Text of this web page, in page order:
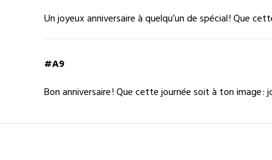
Un joyeux anniversaire à quelqu’un de spécial ! Que
#A9
Bon anniversaire ! Que cette journée soit à ton image :